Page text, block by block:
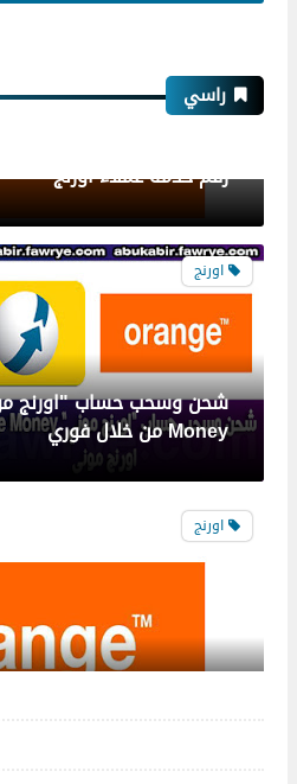
راسي
رقم خدمة عملاء اورنج
اورنج
Money من خلال فوري
شرح تشغيل اورنج كول تون